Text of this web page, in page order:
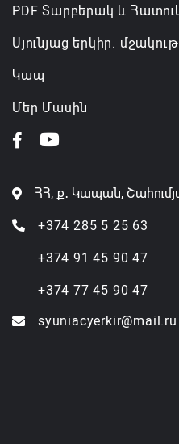
PDF Տարբերակ և
Սյունյաց երկիր.
Կապ
Մեր Մասին
ՀՀ, ք․ Կապան,
+374 285 5 25 63
+374 91 45 90 47
+374 77 45 90 47
syuniacyerkir@mail.ru